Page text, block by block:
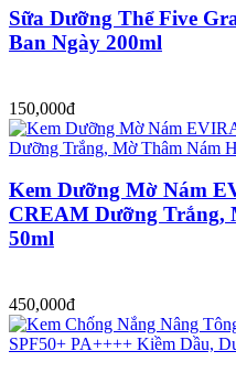
Sữa Dưỡng Thể Five
Ban Ngày 200ml
150,000đ
Kem Dưỡng Mờ Nám
CREAM Dưỡng Trắng,
50ml
450,000đ